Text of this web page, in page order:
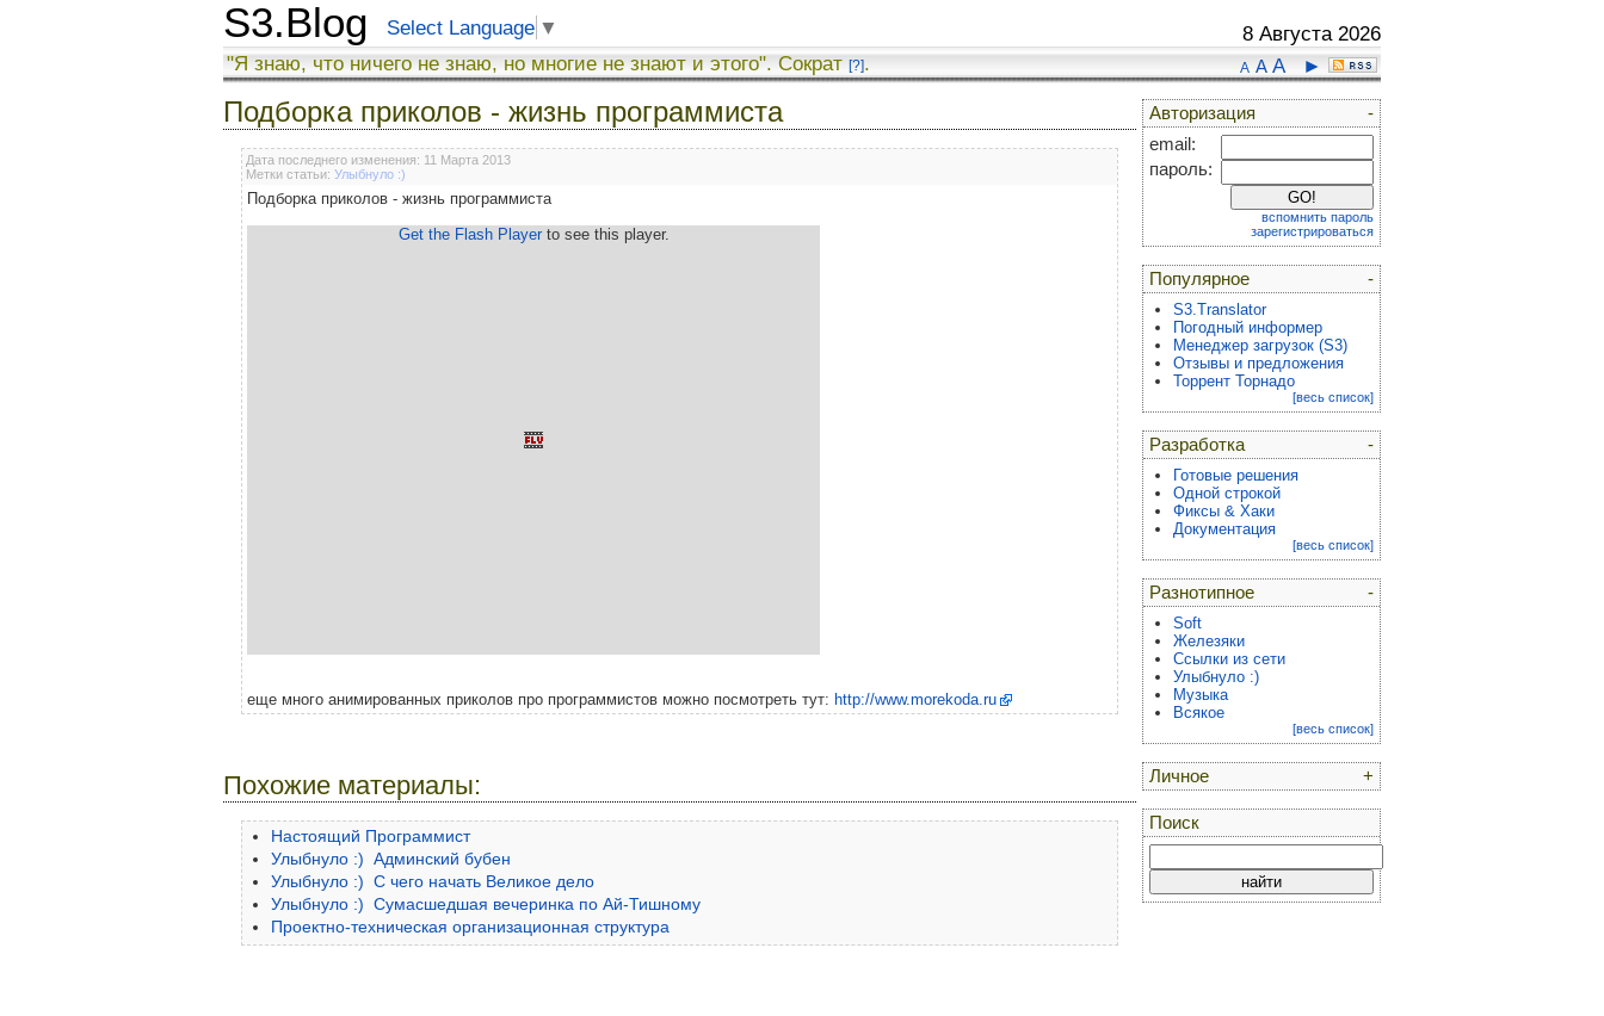
S3.Blog Select Language ▼ 8 Августа 2026
A A A ►
"Я знаю, что ничего не знаю, но многие не знают и этого". Сократ [?].
Подборка приколов - жизнь программиста
Дата последнего изменения: 11 Марта 2013
Метки статьи: Улыбнуло :)
Подборка приколов - жизнь программиста
Get the Flash Playerto see this player.
еще много анимированных приколов про программистов можно посмотреть тут: http://www.morekoda.ru
Похожие материалы:
Настоящий Программист
Улыбнуло :) Админский бубен
Улыбнуло :) С чего начать Великое дело
Улыбнуло :) Сумасшедшая вечеринка по Ай-Тишному
Проектно-техническая организационная структура
-
Авторизация
email:
пароль:
вспомнить пароль
зарегистрироваться
-
Популярное
S3.Translator
Погодный информер
Менеджер загрузок (S3)
Отзывы и предложения
Торрент Торнадо
[весь список]
-
Разработка
Готовые решения
Одной строкой
Фиксы & Хаки
Документация
[весь список]
-
Разнотипное
Soft
Железяки
Ссылки из сети
Улыбнуло :)
Музыка
Всякое
[весь список]
+
Личное
Поиск